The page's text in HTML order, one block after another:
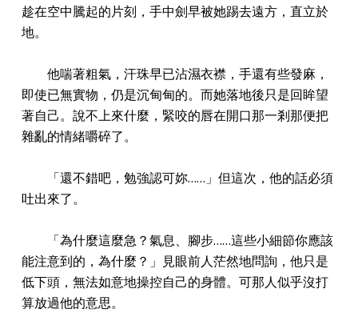
趁在空中騰起的片刻，手中劍早被她踢去遠方，直立於
地。
他喘著粗氣，汗珠早已沾濕衣襟，手還有些發麻，
即使已無實物，仍是沉甸甸的。而她落地後只是回眸望
著自己。說不上來什麼，緊咬的唇在開口那一剎那便把
雜亂的情緒嚼碎了。
「還不錯吧，勉強認可妳……」但這次，他的話必須
吐出來了。
「為什麼這麼急？氣息、腳步……這些小細節你應該
能注意到的，為什麼？」見眼前人茫然地問詢，他只是
低下頭，無法如意地操控自己的身體。可那人似乎沒打
算放過他的意思。